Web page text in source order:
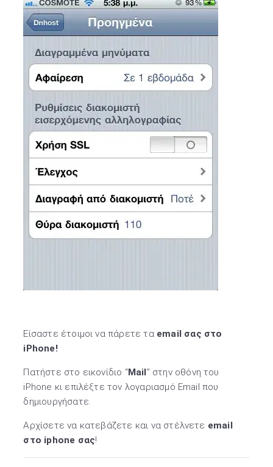
Είσαστε έτοιμοι να πάρετε ταemail σας στο
iPhone!
Πατήστε στο εικονίδιο “Mail” στην οθόνη του
iPhone κι επιλέξτε τον λογαριασμό Email που
δημιουργήσατε.
Αρχίσετε να κατεβάζετε και να στέλνετε email
στο iphone σας!